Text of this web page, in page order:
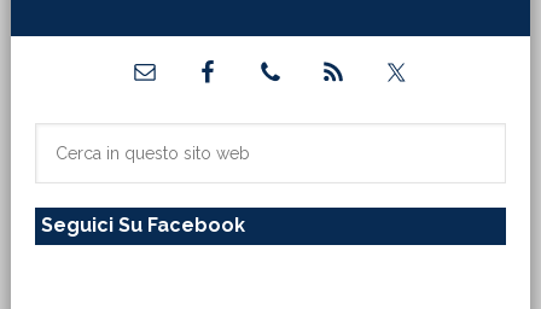
primaria
sito
Seguici Su Facebook